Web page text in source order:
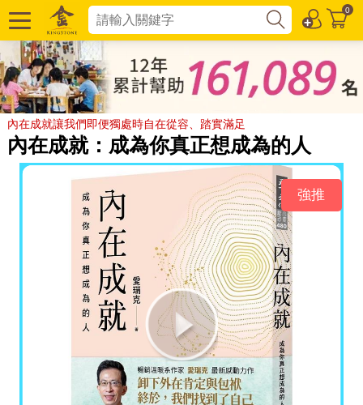
0
內在成就讓我們即便獨處時自在從容、踏實滿足
內在成就：成為你真正想成為的人
強推